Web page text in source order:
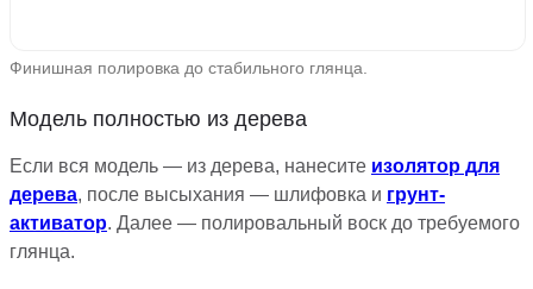
Финишная полировка до стабильного глянца.
Модель полностью из дерева
Если вся модель — из дерева, нанесите изолятор для
дерева, после высыхания — шлифовка и грунт-
активатор. Далее — полировальный воск до требуемого
глянца.